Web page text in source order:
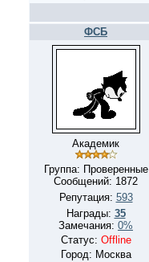
ФСБ
Академик
Группа: Проверенные
Сообщений: 1872
Репутация: 593
Награды: 35
Замечания: 0%
Статус: Offline
Город: Москва